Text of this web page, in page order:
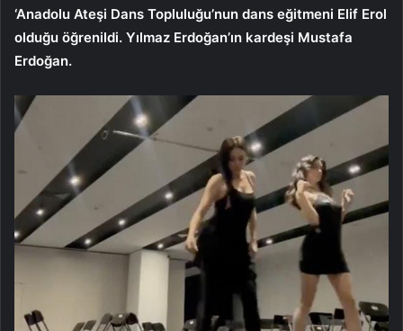
‘Anadolu Ateşi Dans Topluluğu’nun dans eğitmeni Elif Erol
olduğu öğrenildi. Yılmaz Erdoğan’ın kardeşi Mustafa
Erdoğan.